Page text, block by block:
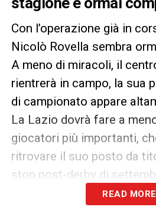
Con l’operazione già in
Nicolò Rovella sembra
A meno di miracoli, il
rientrerà in campo, la sua
di campionato appare
La Lazio dovrà fare a
giocatori più importanti,
ritrovare il suo posto da
stop post-derby di
READ MORE